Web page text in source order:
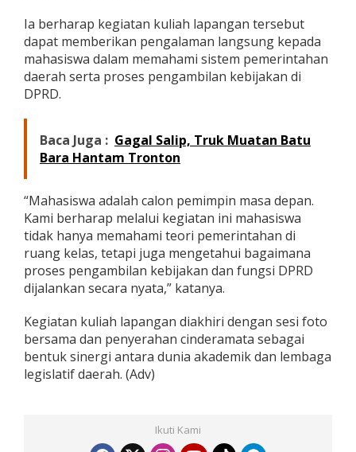
Ia berharap kegiatan kuliah lapangan tersebut
dapat memberikan pengalaman langsung kepada
mahasiswa dalam memahami sistem pemerintahan
daerah serta proses pengambilan kebijakan di
DPRD.
Baca Juga : Gagal Salip, Truk Muatan Batu
Bara Hantam Tronton
“Mahasiswa adalah calon pemimpin masa depan.
Kami berharap melalui kegiatan ini mahasiswa
tidak hanya memahami teori pemerintahan di
ruang kelas, tetapi juga mengetahui bagaimana
proses pengambilan kebijakan dan fungsi DPRD
dijalankan secara nyata,” katanya.
Kegiatan kuliah lapangan diakhiri dengan sesi foto
bersama dan penyerahan cinderamata sebagai
bentuk sinergi antara dunia akademik dan lembaga
legislatif daerah. (Adv)
Ikuti Kami